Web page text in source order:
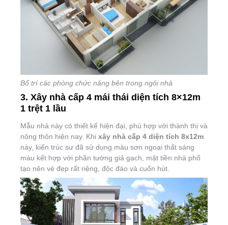
Bố trí các phòng chức năng bên trong ngôi nhà
3. Xây nhà cấp 4 mái thái diện tích 8×12m
1 trệt 1 lầu
Mẫu nhà này có thiết kế hiện đại, phù hợp với thành thị và
nông thôn hiện nay. Khi xây nhà cấp 4 diện tích 8x12m
này, kiến trúc sư đã sử dụng màu sơn ngoại thất sáng
màu kết hợp với phần tường giả gạch, mặt tiền nhà phố
tạo nên vẻ đẹp rất riệng, độc đáo và cuốn hút.